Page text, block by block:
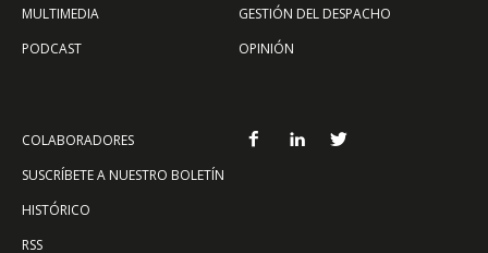
MULTIMEDIA
PODCAST
GESTIÓN DEL DESPACHO
OPINIÓN
COLABORADORES
SUSCRÍBETE A NUESTRO BOLETÍN
HISTÓRICO
RSS